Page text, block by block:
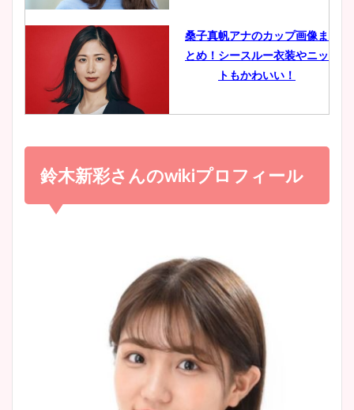
豊島実季アナのカップ画像ま
とめ！美脚や水着姿に年齢も
宇賀神メグアナのニット画像
池谷実悠アナのメガネ画像が
かわいい！カップや水着姿も
まとめた！
桑子真帆アナのカップ画像ま
とめ！シースルー衣装やニッ
トもかわいい！
小室瑛莉子のカップ画像まと
め！足が美脚でニット衣装も
かわいい！
清水麻椰アナのかわいい画
像！身長やカップ、同期や
wikiプロフもチェック！
大家彩香アナのかわいいカッ
プ画像まとめ！同期や実家に
鈴木新彩さんのwikiプロフィール